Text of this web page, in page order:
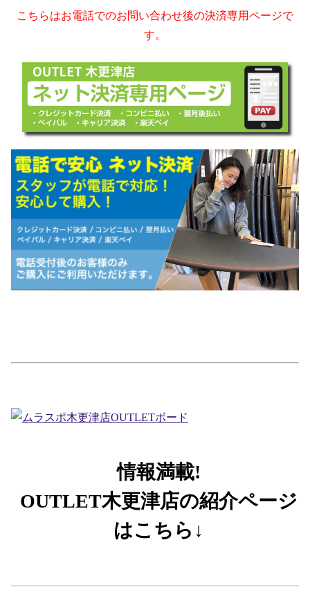
こちらはお電話でのお問い合わせ後の決済専用ページで
す。
情報満載!
OUTLET木更津店の紹介ページ
はこちら↓